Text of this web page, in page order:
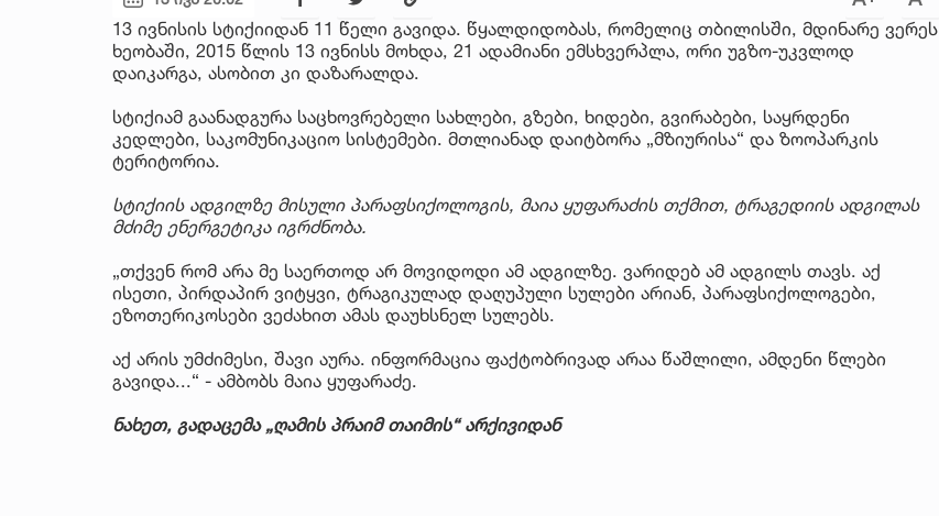
13 ივნისის სტიქიიდან 11 წელი გავიდა. წყალდიდობას, რომელიც თბილისში, მდინარე ვერეს
ხეობაში, 2015 წლის 13 ივნისს მოხდა, 21 ადამიანი ემსხვერპლა, ორი უგზო-უკვლოდ
დაიკარგა, ასობით კი დაზარალდა.
სტიქიამ გაანადგურა ​საცხოვრებელი სახლები, გზები, ხიდები, გვირაბები, საყრდენი
კედლები, საკომუნიკაციო სისტემები. მთლიანად დაიტბორა „მზიურისა“ და ზოოპარკის
ტერიტორია.
სტიქიის ადგილზე მისული პარაფსიქოლოგის, მაია ყუფარაძის თქმით, ტრაგედიის ადგილას
მძიმე ენერგეტიკა იგრძნობა.
„თქვენ რომ არა მე საერთოდ არ მოვიდოდი ამ ადგილზე. ვარიდებ ამ ადგილს თავს. აქ
ისეთი, პირდაპირ ვიტყვი, ტრაგიკულად დაღუპული სულები არიან, პარაფსიქოლოგები,
ეზოთერიკოსები ვეძახით ამას დაუხსნელ სულებს.
აქ არის უმძიმესი, შავი აურა. ინფორმაცია ფაქტობრივად არაა წაშლილი, ამდენი წლები
გავიდა...“ - ამბობს მაია ყუფარაძე.
ნახეთ, გადაცემა „ღამის პრაიმ თაიმის“ არქივიდან